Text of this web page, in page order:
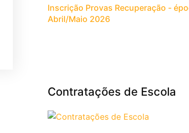
Inscrição Provas Recuperação -
Abril/Maio 2026
Contratações de Escola